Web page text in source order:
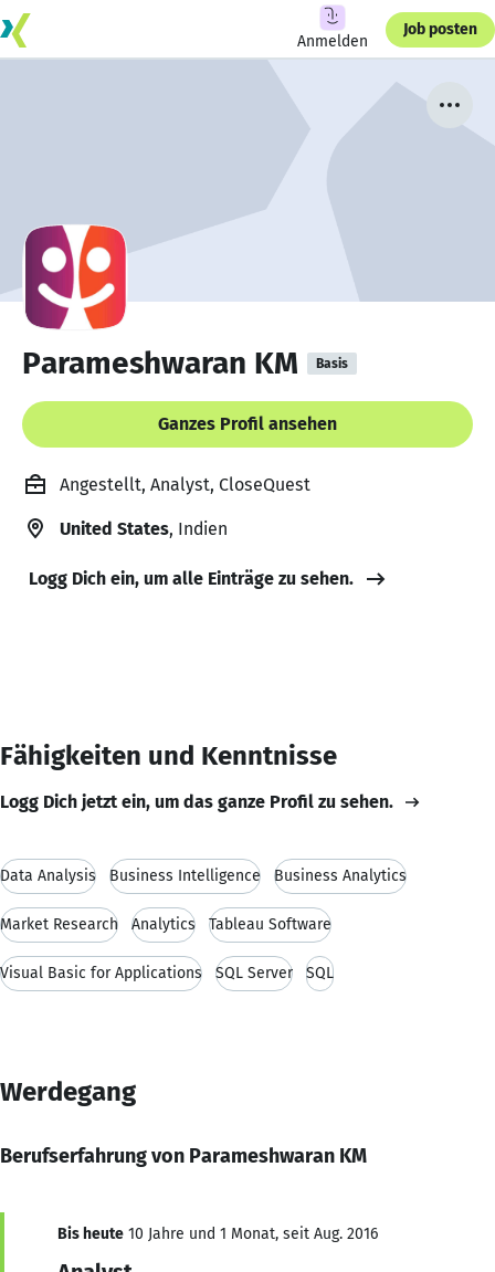
Anmelden
Job posten
Parameshwaran KM Basis
Ganzes Profil ansehen
Angestellt, Analyst, CloseQuest
United States, Indien
Logg Dich ein, um alle Einträge zu sehen.
Fähigkeiten und Kenntnisse
Logg Dich jetzt ein, um das ganze Profil zu sehen.
Data Analysis Business Intelligence Business Analytics
Market Research Analytics Tableau Software
Visual Basic for Applications SQL Server SQL
Werdegang
Berufserfahrung von Parameshwaran KM
Bis heute 10 Jahre und 1 Monat, seit Aug. 2016